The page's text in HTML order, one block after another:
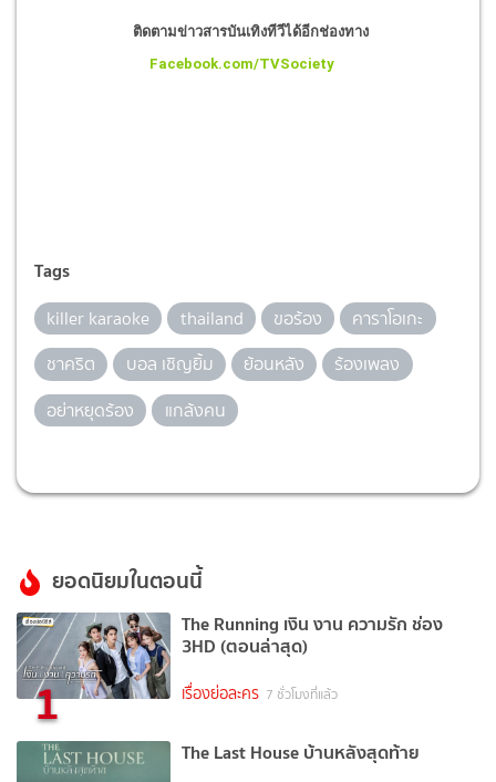
ติดตามข่าวสารบันเทิงทีวีได้อีกช่องทาง
Facebook.com/TVSociety
Tags
killer karaoke thailand ขอร้อง
คาราโอเกะ
ชาคริต
บอล เชิญยิ้ม ย้อนหลัง
ร้องเพลง
อย่าหยุดร้อง
แกล้งคน
ยอดนิยมในตอนนี้
1
The Running เงิน งาน ความรัก ช่อง
3HD (ตอนล่าสุด)
เรื่องย่อละคร 7 ชั่วโมงที่แล้ว
The Last House บ้านหลังสุดท้าย